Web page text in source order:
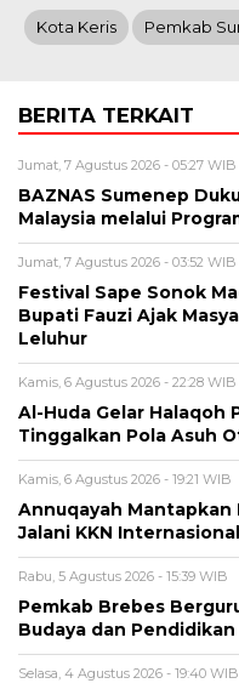
Kota Keris Pemkab
BERITA TERKAIT
Jumat, 7 Agustus 2026 - 05:27 WIB
BAZNAS Sumenep
Malaysia melalui
Jumat, 7 Agustus 2026 - 03:52 WIB
Festival Sape Sonok
Bupati Fauzi Ajak
Leluhur
Kamis, 6 Agustus 2026 - 22:28 WIB
Al-Huda Gelar Halaqoh
Tinggalkan Pola Asuh
Kamis, 6 Agustus 2026 - 19:21 WIB
Annuqayah Mantapkan
Jalani KKN
Rabu, 5 Agustus 2026 - 15:39 WIB
Pemkab Brebes
Budaya dan Pendidikan
Selasa, 4 Agustus 2026 - 19:40 WIB